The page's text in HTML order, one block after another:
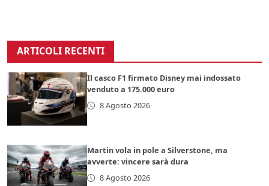
ARTICOLI RECENTI
Il casco F1 firmato Disney mai indossato
venduto a 175.000 euro
8 Agosto 2026
Martin vola in pole a Silverstone, ma
avverte: vincere sarà dura
8 Agosto 2026